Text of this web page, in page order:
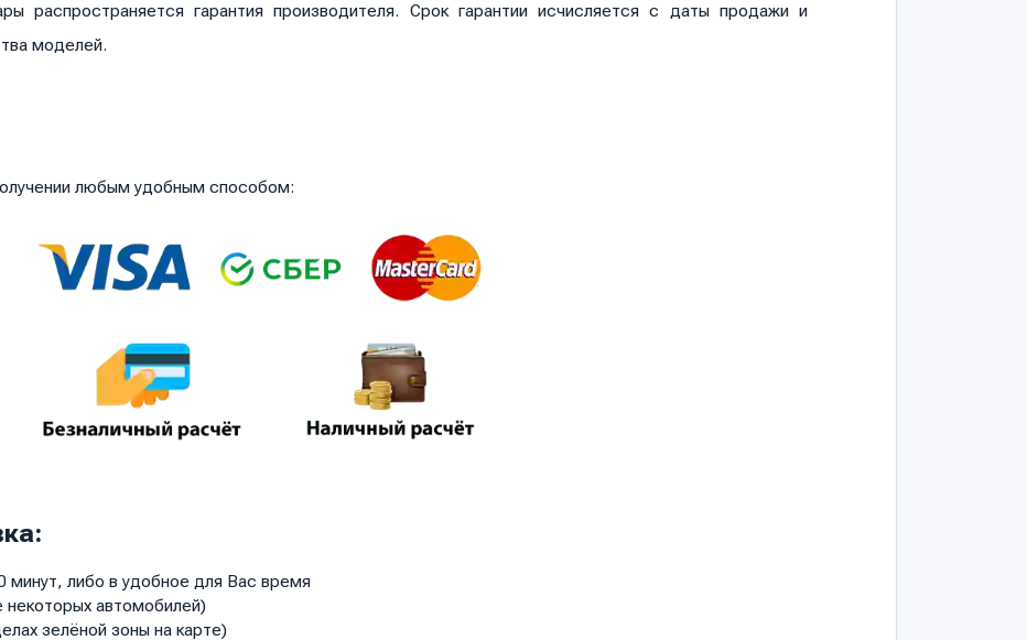
распространяется гарантия производителя. Срок гарантии исчисляется с даты продажи и
моделей.
любым удобным способом:
минут, либо в удобное для Вас время
некоторых автомобилей)
зелёной зоны на карте)